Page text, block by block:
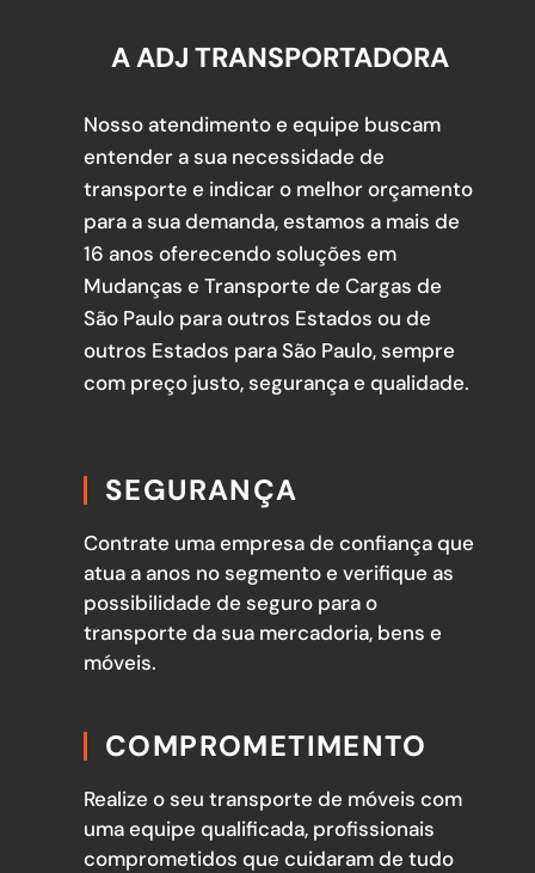
A ADJ TRANSPORTADORA
Nosso atendimento e equipe buscam
entender a sua necessidade de
transporte e indicar o melhor orçamento
para a sua demanda, estamos a mais de
16 anos oferecendo soluções em
Mudanças e Transporte de Cargas de
São Paulo para outros Estados ou de
outros Estados para São Paulo, sempre
com preço justo, segurança e qualidade.
SEGURANÇA
Contrate uma empresa de confiança que
atua a anos no segmento e verifique as
possibilidade de seguro para o
transporte da sua mercadoria, bens e
móveis.
COMPROMETIMENTO
Realize o seu transporte de móveis com
uma equipe qualificada, profissionais
comprometidos que cuidaram de tudo